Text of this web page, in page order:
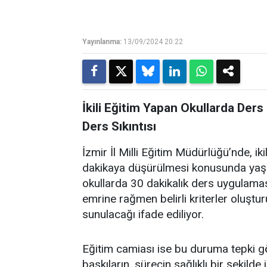
Yayınlanma: 13/09/2024 20:22
İkili Eğitim Yapan Okullarda Ders
Ders Sıkıntısı
İzmir İl Milli Eğitim Müdürlüğü’nde,
dakikaya düşürülmesi konusunda
okullarda 30 dakikalık ders
emrine rağmen belirli kriterler
sunulacağı ifade ediliyor.
Eğitim camiası ise bu duruma tepki